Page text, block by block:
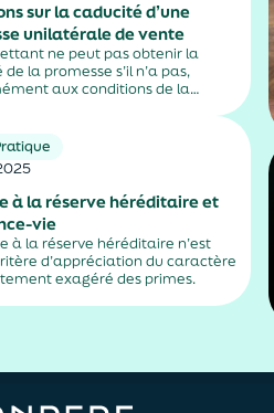
sur la caducité d’une
unilatérale de vente
ne peut pas obtenir la
la promesse s’il n’a pas,
aux conditions de la
à la réserve héréditaire et
vie
à la réserve héréditaire n’est
d’appréciation du caractère
exagéré des primes.